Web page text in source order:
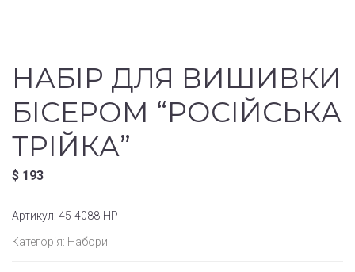
НАБІР ДЛЯ ВИШИВКИ
БІСЕРОМ “РОСІЙСЬКА
ТРІЙКА”
$ 193
Артикул: 45-4088-НР
Категорія: Набори